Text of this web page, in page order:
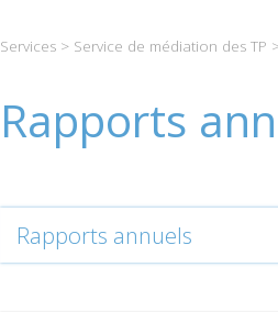
Services > Service de médiation des TP
Rapports
Rapports annuels